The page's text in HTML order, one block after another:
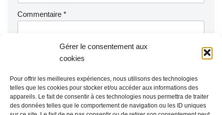
Gérer le consentement aux
cookies
Pour offrir les meilleures expériences, nous utilisons des technologies
telles que les cookies pour stocker et/ou accéder aux informations des
appareils. Le fait de consentir à ces technologies nous permettra de traiter
des données telles que le comportement de navigation ou les ID uniques
Commentaire *